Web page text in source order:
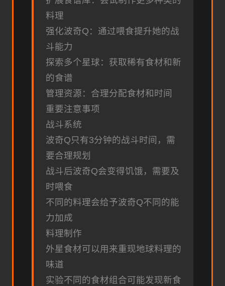
料理
强化波奇Q：通过喂食提升她的战
斗能力
探索多个星球：获取稀有食材和新
的食谱
管理资源：合理分配食材和时间
重要注意事项
战斗系统
波奇Q只有3分钟的战斗时间，需
要合理规划
战斗后波奇Q会变得饥饿，需要及
时喂食
不同的料理会给予波奇Q不同的能
力加成
料理制作
外星食材可以用来重现地球料理的
味道
实验不同的食材组合可能发现新食